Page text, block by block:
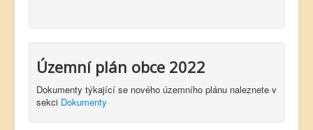
Územní plán obce 2022
Dokumenty týkající se nového územního plánu naleznete v
sekci Dokumenty